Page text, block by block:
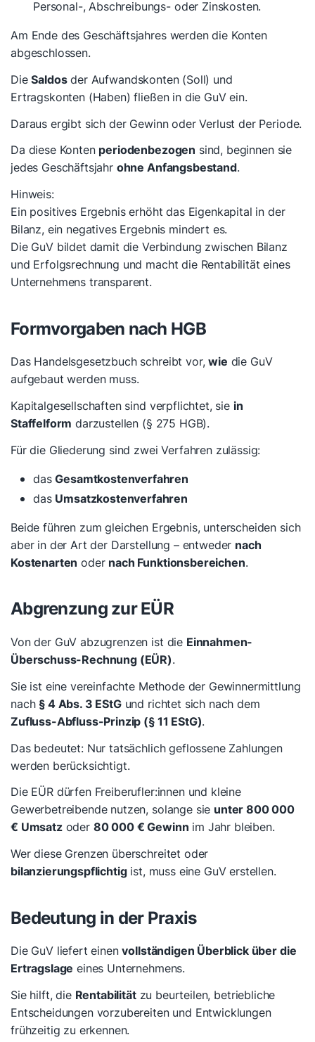
Personal-, Abschreibungs- oder Zinskosten.
Am Ende des Geschäftsjahres werden die Konten
abgeschlossen.
DieSaldosder Aufwandskonten (Soll) und
Ertragskonten (Haben) fließen in die GuV ein.
Daraus ergibt sich der Gewinn oder Verlust der Periode.
Da diese Konten periodenbezogen sind, beginnen sie
jedes Geschäftsjahr ohne Anfangsbestand.
Hinweis:
Ein positives Ergebnis erhöht das Eigenkapital in der
Bilanz, ein negatives Ergebnis mindert es.
Die GuV bildet damit die Verbindung zwischen Bilanz
und Erfolgsrechnung und macht die Rentabilität eines
Unternehmens transparent.
Formvorgaben nach HGB
Das Handelsgesetzbuch schreibt vor,wie die GuV
aufgebaut werden muss.
Kapitalgesellschaften sind verpflichtet, sie in
Staffelform darzustellen (§ 275 HGB).
Für die Gliederung sind zwei Verfahren zulässig:
dasGesamtkostenverfahren
das Umsatzkostenverfahren
Beide führen zum gleichen Ergebnis, unterscheiden sich
aber in der Art der Darstellung – entweder nach
Kostenarten oder nach Funktionsbereichen.
Abgrenzung zur EÜR
Von der GuV abzugrenzen ist die Einnahmen-
Überschuss-Rechnung (EÜR).
Sie ist eine vereinfachte Methode der Gewinnermittlung
nach § 4 Abs. 3 EStGund richtet sich nach dem
Zufluss-Abfluss-Prinzip (§ 11 EStG).
Das bedeutet: Nur tatsächlich geflossene Zahlungen
werden berücksichtigt.
Die EÜR dürfen Freiberufler:innen und kleine
Gewerbetreibende nutzen, solange sie unter 800 000
€ Umsatzoder 80 000 € Gewinn im Jahr bleiben.
Wer diese Grenzen überschreitet oder
bilanzierungspflichtigist, muss eine GuV erstellen.
Bedeutung in der Praxis
Die GuV liefert einenvollständigen Überblick über die
Ertragslage eines Unternehmens.
Sie hilft, die Rentabilitätzu beurteilen, betriebliche
Entscheidungen vorzubereiten und Entwicklungen
frühzeitig zu erkennen.